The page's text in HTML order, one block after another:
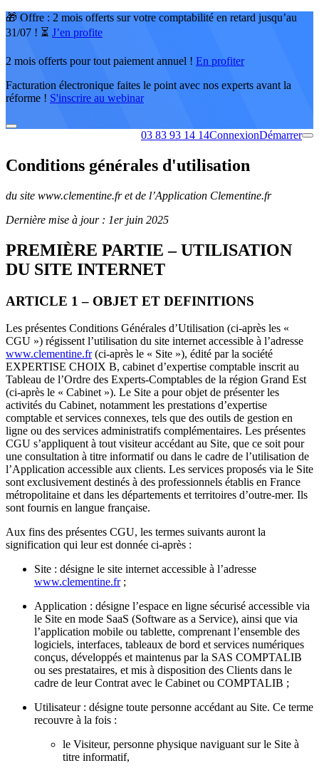
🎁 Offre : 2 mois offerts sur votre comptabilité en retard jusqu’au
31/07 ! ⏳ J’en profite
2 mois offerts pour tout paiement annuel ! En profiter
Facturation électronique faites le point avec nos experts avant la
réforme ! S'inscrire au webinar
03 83 93 14 14ConnexionDémarrer
Conditions générales d'utilisation
du site www.clementine.fr et de l’Application Clementine.fr
Dernière mise à jour : 1er juin 2025
PREMIÈRE PARTIE – UTILISATION
DU SITE INTERNET
ARTICLE 1 – OBJET ET DEFINITIONS
Les présentes Conditions Générales d’Utilisation (ci-après les «
CGU ») régissent l’utilisation du site internet accessible à l’adresse
www.clementine.fr(ci-après le « Site »), édité par la société
EXPERTISE CHOIX B, cabinet d’expertise comptable inscrit au
Tableau de l’Ordre des Experts-Comptables de la région Grand Est
(ci-après le « Cabinet »). Le Site a pour objet de présenter les
activités du Cabinet, notamment les prestations d’expertise
comptable et services connexes, tels que des outils de gestion en
ligne ou des services administratifs complémentaires. Les présentes
CGU s’appliquent à tout visiteur accédant au Site, que ce soit pour
une consultation à titre informatif ou dans le cadre de l’utilisation de
l’Application accessible aux clients. Les services proposés via le Site
sont exclusivement destinés à des professionnels établis en France
métropolitaine et dans les départements et territoires d’outre-mer. Ils
sont fournis en langue française.
Aux fins des présentes CGU, les termes suivants auront la
signification qui leur est donnée ci-après :
Site : désigne le site internet accessible à l’adresse
www.clementine.fr;
Application : désigne l’espace en ligne sécurisé accessible via
le Site en mode SaaS (Software as a Service), ainsi que via
l’application mobile ou tablette, comprenant l’ensemble des
logiciels, interfaces, tableaux de bord et services numériques
conçus, développés et maintenus par la SAS COMPTALIB
ou ses prestataires, et mis à disposition des Clients dans le
cadre de leur Contrat avec le Cabinet ou COMPTALIB ;
Utilisateur : désigne toute personne accédant au Site. Ce terme
recouvre à la fois :
le Visiteur, personne physique naviguant sur le Site à
titre informatif,